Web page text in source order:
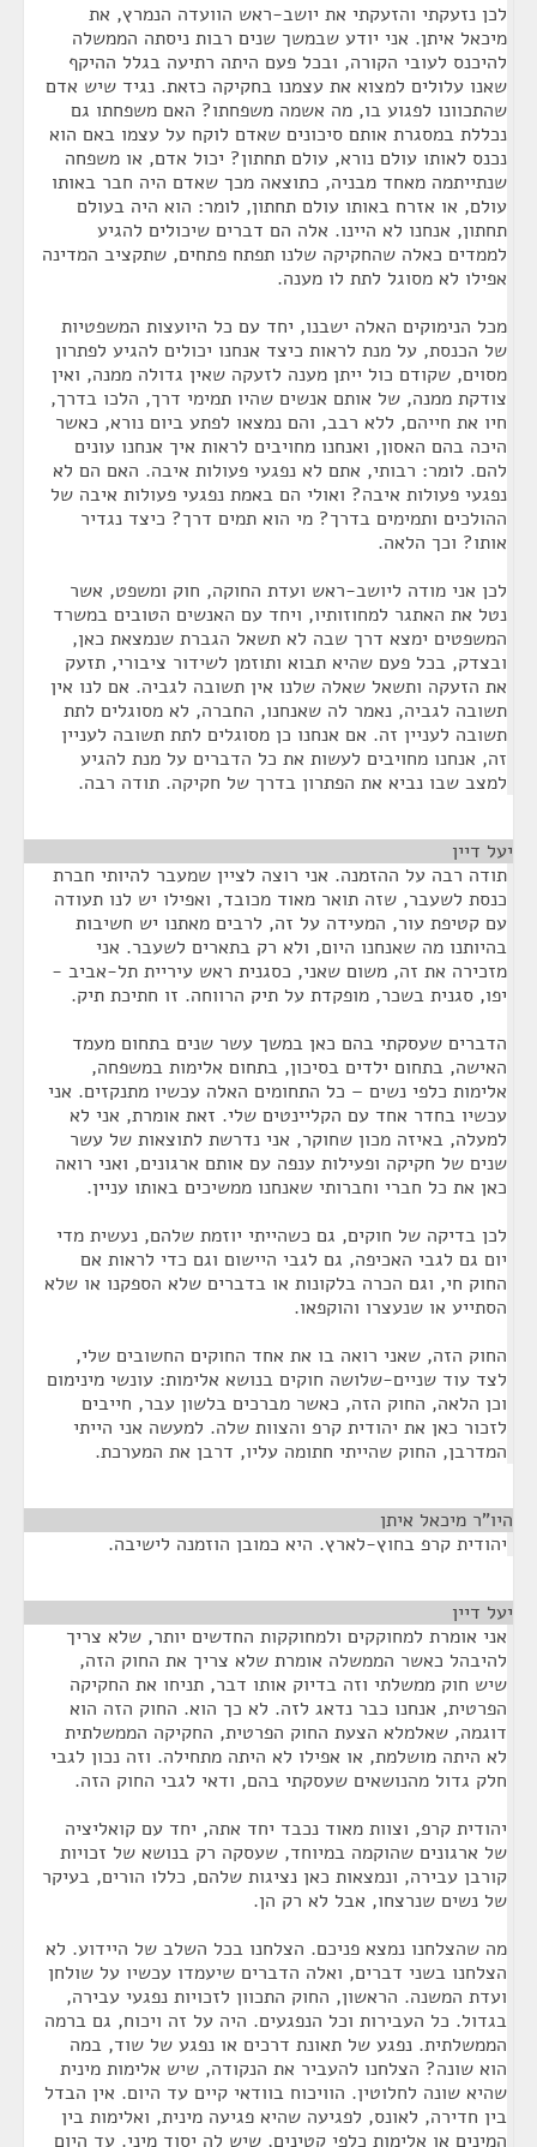
לכן נזעקתי והזעקתי את יושב-ראש הוועדה הנמרץ, את
מיכאל איתן. אני יודע שבמשך שנים רבות ניסתה הממשלה
להיכנס לעובי הקורה, ובכל פעם היתה רתיעה בגלל ההיקף
שאנו עלולים למצוא את עצמנו בחקיקה כזאת. נגיד שיש אדם
שהתכוונו לפגוע בו, מה אשמה משפחתו? האם משפחתו גם
נכללת במסגרת אותם סיכונים שאדם לוקח על עצמו באם הוא
נכנס לאותו עולם נורא, עולם תחתון? יכול אדם, או משפחה
שנתייתמה מאחד מבניה, כתוצאה מכך שאדם היה חבר באותו
עולם, או אזרח באותו עולם תחתון, לומר: הוא היה בעולם
תחתון, אנחנו לא היינו. אלה הם דברים שיכולים להגיע
לממדים כאלה שהחקיקה שלנו תפתח פתחים, שתקציב המדינה
אפילו לא מסוגל לתת לו מענה.
מכל הנימוקים האלה ישבנו, יחד עם כל היועצות המשפטיות
של הכנסת, על מנת לראות כיצד אנחנו יכולים להגיע לפתרון
מסוים, שקודם כול ייתן מענה לזעקה שאין גדולה ממנה, ואין
צודקת ממנה, של אותם אנשים שהיו תמימי דרך, הלכו בדרך,
חיו את חייהם, ללא רבב, והם נמצאו לפתע ביום נורא, כאשר
היכה בהם האסון, ואנחנו מחויבים לראות איך אנחנו עונים
להם. לומר: רבותי, אתם לא נפגעי פעולות איבה. האם הם לא
נפגעי פעולות איבה? ואולי הם באמת נפגעי פעולות איבה של
ההולכים ותמימים בדרך? מי הוא תמים דרך? כיצד נגדיר
אותו? וכך הלאה.
לכן אני מודה ליושב-ראש ועדת החוקה, חוק ומשפט, אשר
נטל את האתגר למחוזותיו, ויחד עם האנשים הטובים במשרד
המשפטים ימצא דרך שבה לא תשאל הגברת שנמצאת כאן,
ובצדק, בכל פעם שהיא תבוא ותוזמן לשידור ציבורי, תזעק
את הזעקה ותשאל שאלה שלנו אין תשובה לגביה. אם לנו אין
תשובה לגביה, נאמר לה שאנחנו, החברה, לא מסוגלים לתת
תשובה לעניין זה. אם אנחנו כן מסוגלים לתת תשובה לעניין
זה, אנחנו מחויבים לעשות את כל הדברים על מנת להגיע
למצב שבו נביא את הפתרון בדרך של חקיקה. תודה רבה.
יעל דיין
תודה רבה על ההזמנה. אני רוצה לציין שמעבר להיותי חברת
כנסת לשעבר, שזה תואר מאוד מכובד, ואפילו יש לנו תעודה
עם קטיפת עור, המעידה על זה, לרבים מאתנו יש חשיבות
בהיותנו מה שאנחנו היום, ולא רק בתארים לשעבר. אני
מזכירה את זה, משום שאני, כסגנית ראש עיריית תל-אביב -
יפו, סגנית בשכר, מופקדת על תיק הרווחה. זו חתיכת תיק.
הדברים שעסקתי בהם כאן במשך עשר שנים בתחום מעמד
האישה, בתחום ילדים בסיכון, בתחום אלימות במשפחה,
אלימות כלפי נשים – כל התחומים האלה עכשיו מתנקזים. אני
עכשיו בחדר אחד עם הקליינטים שלי. זאת אומרת, אני לא
למעלה, באיזה מכון שחוקר, אני נדרשת לתוצאות של עשר
שנים של חקיקה ופעילות ענפה עם אותם ארגונים, ואני רואה
כאן את כל חברי וחברותי שאנחנו ממשיכים באותו עניין.
לכן בדיקה של חוקים, גם כשהייתי יוזמת שלהם, נעשית מדי
יום גם לגבי האכיפה, גם לגבי היישום וגם כדי לראות אם
החוק חי, וגם הכרה בלקונות או בדברים שלא הספקנו או שלא
הסתייע או שנעצרו והוקפאו.
החוק הזה, שאני רואה בו את אחד החוקים החשובים שלי,
לצד עוד שניים-שלושה חוקים בנושא אלימות: עונשי מינימום
וכן הלאה, החוק הזה, כאשר מברכים בלשון עבר, חייבים
לזכור כאן את יהודית קרפ והצוות שלה. למעשה אני הייתי
המדרבן, החוק שהייתי חתומה עליו, דרבן את המערכת.
היו"ר מיכאל איתן
יהודית קרפ בחוץ-לארץ. היא כמובן הוזמנה לישיבה.
יעל דיין
אני אומרת למחוקקים ולמחוקקות החדשים יותר, שלא צריך
להיבהל כאשר הממשלה אומרת שלא צריך את החוק הזה,
שיש חוק ממשלתי וזה בדיוק אותו דבר, תניחו את החקיקה
הפרטית, אנחנו כבר נדאג לזה. לא כך הוא. החוק הזה הוא
דוגמה, שאלמלא הצעת החוק הפרטית, החקיקה הממשלתית
לא היתה מושלמת, או אפילו לא היתה מתחילה. וזה נכון לגבי
חלק גדול מהנושאים שעסקתי בהם, ודאי לגבי החוק הזה.
יהודית קרפ, וצוות מאוד נכבד יחד אתה, יחד עם קואליציה
של ארגונים שהוקמה במיוחד, שעסקה רק בנושא של זכויות
קורבן עבירה, ונמצאות כאן נציגות שלהם, כללו הורים, בעיקר
של נשים שנרצחו, אבל לא רק הן.
מה שהצלחנו נמצא פניכם. הצלחנו בכל השלב של היידוע. לא
הצלחנו בשני דברים, ואלה הדברים שיעמדו עכשיו על שולחן
ועדת המשנה. הראשון, החוק התכוון לזכויות נפגעי עבירה,
בגדול. כל העבירות וכל הנפגעים. היה על זה ויכוח, גם ברמה
הממשלתית. נפגע של תאונת דרכים או נפגע של שוד, במה
הוא שונה? הצלחנו להעביר את הנקודה, שיש אלימות מינית
שהיא שונה לחלוטין. הוויכוח בוודאי קיים עד היום. אין הבדל
בין חדירה, לאונס, לפגיעה שהיא פגיעה מינית, ואלימות בין
המינים או אלימות כלפי קטינים, שיש לה יסוד מיני. עד היום